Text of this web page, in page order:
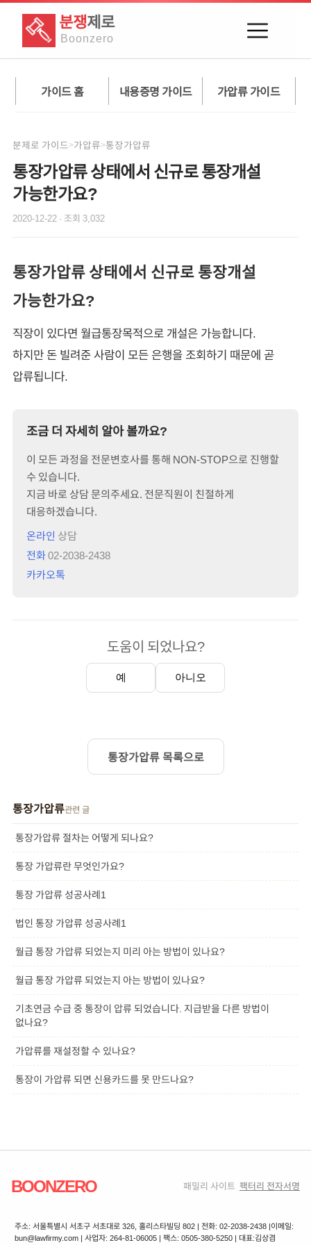
분쟁제로
Boonzero
가이드 홈 내용증명 가이드 가압류 가이드
분제로 가이드>가압류>통장가압류
통장가압류 상태에서 신규로 통장개설
가능한가요?
2020-12-22 · 조회 3,032
통장가압류 상태에서 신규로 통장개설
가능한가요?
직장이 있다면 월급통장목적으로 개설은 가능합니다.
하지만 돈 빌려준 사람이 모든 은행을 조회하기 때문에 곧
압류됩니다.
조금 더 자세히 알아 볼까요?
이 모든 과정을 전문변호사를 통해 NON-STOP으로 진행할
수 있습니다.
지금 바로 상담 문의주세요. 전문직원이 친절하게
대응하겠습니다.
온라인 상담
전화02-2038-2438
카카오톡
도움이 되었나요?
예 아니오
통장가압류 목록으로
통장가압류관련 글
통장가압류 절차는 어떻게 되나요?
통장 가압류란 무엇인가요?
통장 가압류 성공사례1
법인 통장 가압류 성공사례1
월급 통장 가압류 되었는지 미리 아는 방법이 있나요?
월급 통장 가압류 되었는지 아는 방법이 있나요?
기초연금 수급 중 통장이 압류 되었습니다. 지급받을 다른 방법이
없나요?
가압류를 재설정할 수 있나요?
통장이 가압류 되면 신용카드를 못 만드나요?
BOONZERO 패밀리 사이트 팩터리 전자서명
주소: 서울특별시 서초구 서초대로 326, 홀리스타빌딩 802 | 전화: 02-2038-2438 |이메일:
bun@lawfirmy.com | 사업자: 264-81-06005 | 팩스: 0505-380-5250 | 대표:김상겸